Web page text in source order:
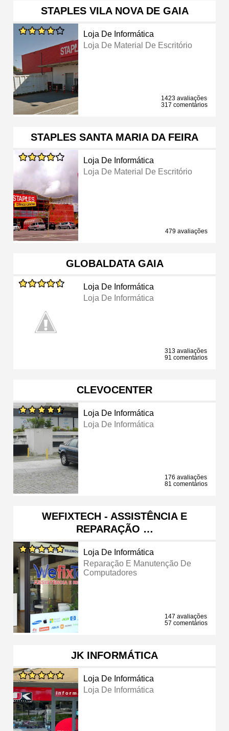
STAPLES VILA NOVA DE GAIA
Loja De Informática
Loja De Material De Escritório
1423 avaliações
317 comentários
STAPLES SANTA MARIA DA FEIRA
Loja De Informática
Loja De Material De Escritório
479 avaliações
GLOBALDATA GAIA
Loja De Informática
Loja De Informática
313 avaliações
91 comentários
CLEVOCENTER
Loja De Informática
Loja De Informática
176 avaliações
81 comentários
WEFIXTECH - ASSISTÊNCIA E
REPARAÇÃO …
Loja De Informática
Reparação E Manutenção De
Computadores
147 avaliações
57 comentários
JK INFORMÁTICA
Loja De Informática
Loja De Informática